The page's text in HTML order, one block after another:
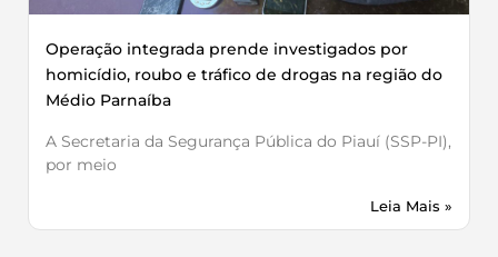
Operação integrada prende investigados por
homicídio, roubo e tráfico de drogas na região do
Médio Parnaíba
A Secretaria da Segurança Pública do Piauí (SSP-PI),
por meio
Leia Mais »